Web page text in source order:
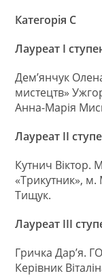
Категорія С
Лауреат І
Дем’янчук
мистецтв»
Анна-Марія
Лауреат ІІ
Кутнич Віктор.
«Трикутник», м.
Тищук.
Лауреат ІІІ
Гричка Дар’я.
Керівник